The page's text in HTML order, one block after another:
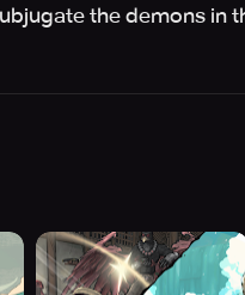
the demons in